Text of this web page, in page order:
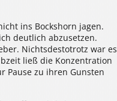
ins Bockshorn jagen.
deutlich abzusetzen.
Nichtsdestotrotz war es
ließ die Konzentration
Pause zu ihren Gunsten